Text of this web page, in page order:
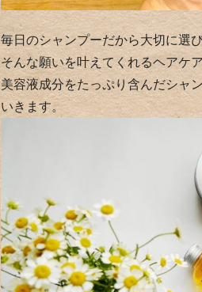
毎日のシャンプーだから大切に選
そんな願いを叶えてくれるヘアケ
美容液成分をたっぷり含んだシャ
いきます。